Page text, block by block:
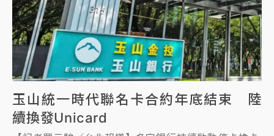
玉山統一時代聯名卡合約年底結束 陸
續換發Unicard